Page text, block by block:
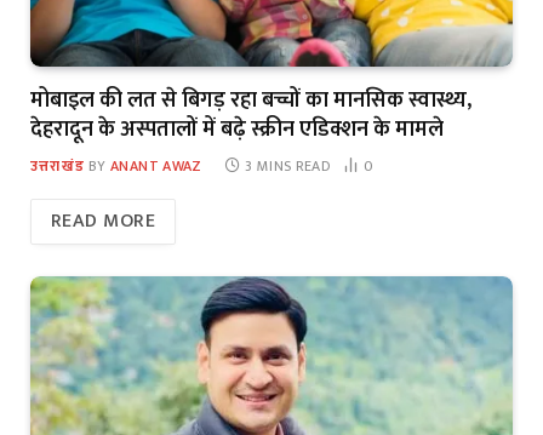
मोबाइल की लत से बिगड़ रहा बच्चों का मानसिक स्वास्थ्य,
देहरादून के अस्पतालों में बढ़े स्क्रीन एडिक्शन के मामले
उत्तराखंड BY ANANT AWAZ 3 MINS READ 0
READ MORE